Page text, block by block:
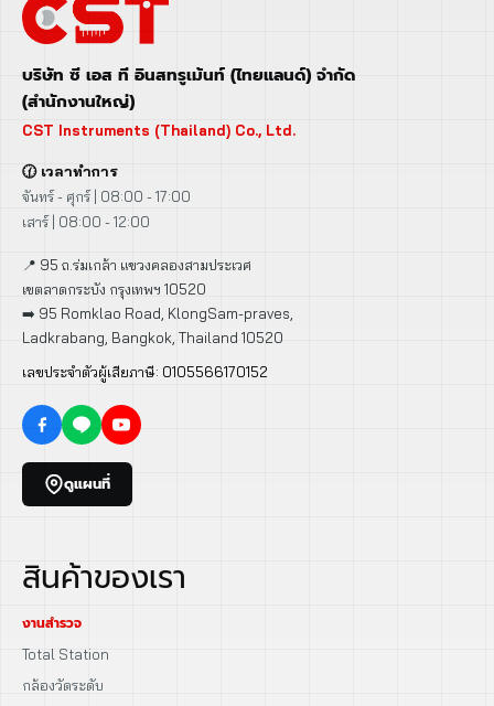
บริษัท ซี เอส ที อินสทรูเม้นท์ (ไทยแลนด์) จำกัด
(สำนักงานใหญ่)
CST Instruments (Thailand) Co., Ltd.
🕜 เวลาทำการ
จันทร์ - ศุกร์ | 08:00 - 17:00
เสาร์ | 08:00 - 12:00
📍 95 ถ.ร่มเกล้า แขวงคลองสามประเวศ
เขตลาดกระบัง กรุงเทพฯ 10520
➡️ 95 Romklao Road, KlongSam-praves,
Ladkrabang, Bangkok, Thailand 10520
เลขประจำตัวผู้เสียภาษี: 0105566170152
ดูแผนที่
สินค้าของเรา
งานสำรวจ
Total Station
กล้องวัดระดับ